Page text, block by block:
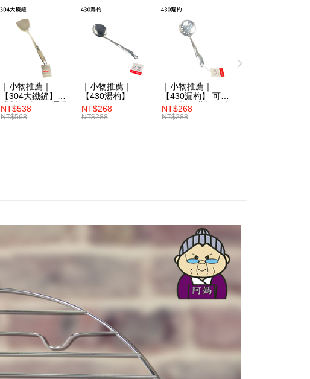
Jika transaksi tidak disahkan dalam masa 30 minit selepas pesanan
dibuat, atau jika permohonan gagal dalam proses semakan, pesanan
akan dibatalkan secara automatik. Jika permohonan gagal pada
peringkat "semakan manual", ini bermakna kriteria pemarkahan sistem
tidak dipenuhi; butiran penilaian khusus tidak akan didedahkan.
[Arahan Pembayaran]
Pembayaran ansuran melalui OP Pay Later akan dibilkan secara
berasingan dan tidak termasuk dalam bil telekom anda. SMS peringatan
Perkhidmatan ini disediakan oleh Taiwan Mobile Co., Ltd. (“Syarikat”),
yang membolehkan pelanggan membeli barangan atau perkhidmatan
melalui perkhidmatan ini pada masa transaksi. Hasil daripada
pembelian atau pembayaran ansuran akan dipindahkan oleh peniaga
kepada Syarikat, dan pelanggan hendaklah membuat pembayaran
mengikut perjanjian menggunakan sistem bil Syarikat.
Untuk memenuhi hubungan kontrak yang terjalin melalui persetujuan
penggunaan OP Pay Later, peniaga akan memberikan maklumat
peribadi anda (termasuk nama, nombor telefon, atau alamat) kepada
Syarikat bagi tujuan pengumpulan, pemprosesan dan penggunaan data
yang diperlukan untuk pengebilan ansuran, termasuk pengesahan,
pengesahan semula dan pembetulan.
Untuk terma perkhidmatan penuh, sila rujuk pautan berikut:
dalam talian dengan SMS pembayaran atau pemberitahuan tolak
aplikasi AFTEE.
Sila ambil perhatian bahawa tempoh pembayaran adalah 14 hari. Walau
bagaimanapun, bagi mereka yang telah memuat turun Aplikasi AFTEE
dan mendaftar sebagai ahli AFTEE boleh menikmati tempoh
pembayaran sehingga 45 hari.
Tempoh pembayaran dikira dari masa kedai meminta pembayaran anda,
ditambah dengan bilangan hari yang boleh dilanjutkan oleh AFTEE.
Anda boleh melanjutkan tempoh pembayaran anda sebelum anda
NT$10,000. Amaun diperakui sebenar yang diluluskan akan
berdasarkan keputusan pensijilan dan semakan oleh AFTEE.
2. Amaun perbelanjaan minimum mestilah lebih besar daripada NT$20.
3. Pada masa ini hanya tersedia untuk ahli Taiwan.
Perkhidmatan AFTEE Beli Sekarang Bayar Kemudian disediakan oleh
NP Taiwan, Inc. dan AFTEE akan membuat bil kepada pengguna. AFTEE
akan menggunakan data peribadi yang dikumpul (termasuk nama
pembeli, no. telefon, nama penerima, no. telefon, alamat penerima)
untuk penggunaan perkhidmatan. Sila rujuk kepada "Penyata
Pengumpulan Data Peribadi, Pemprosesan, Penggunaan"
(https://aftee.tw/privacypolicy/) untuk maklumat lanjut.
NT$99/pesanan | Penghantaran percuma untuk pesanan
NT$3,000 atau lebih
宅配滿3000免運(不含國外)
NT$150/pesanan | Penghantaran percuma untuk pesanan
NT$3,000 atau lebih
離島配送
｜小物推薦｜
【304大鐵鏟】台
灣製不鏽鋼／通過
食品SGS認證
NT$538
NT$568
｜小物推薦｜
【430湯杓】
NT$268
NT$288
｜小物推薦｜
【430漏杓】 可當
水餃杓、撈杓、油
炸杓、麵杓
NT$268
NT$288